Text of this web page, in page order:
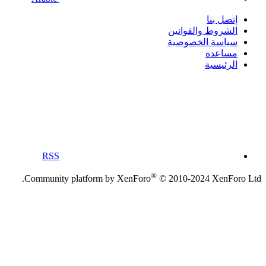
إتصل بنا
الشروط والقوانين
سياسة الخصوصية
مساعدة
الرئيسية
RSS
Community platform by XenForo® © 2010-2024 XenForo Ltd.